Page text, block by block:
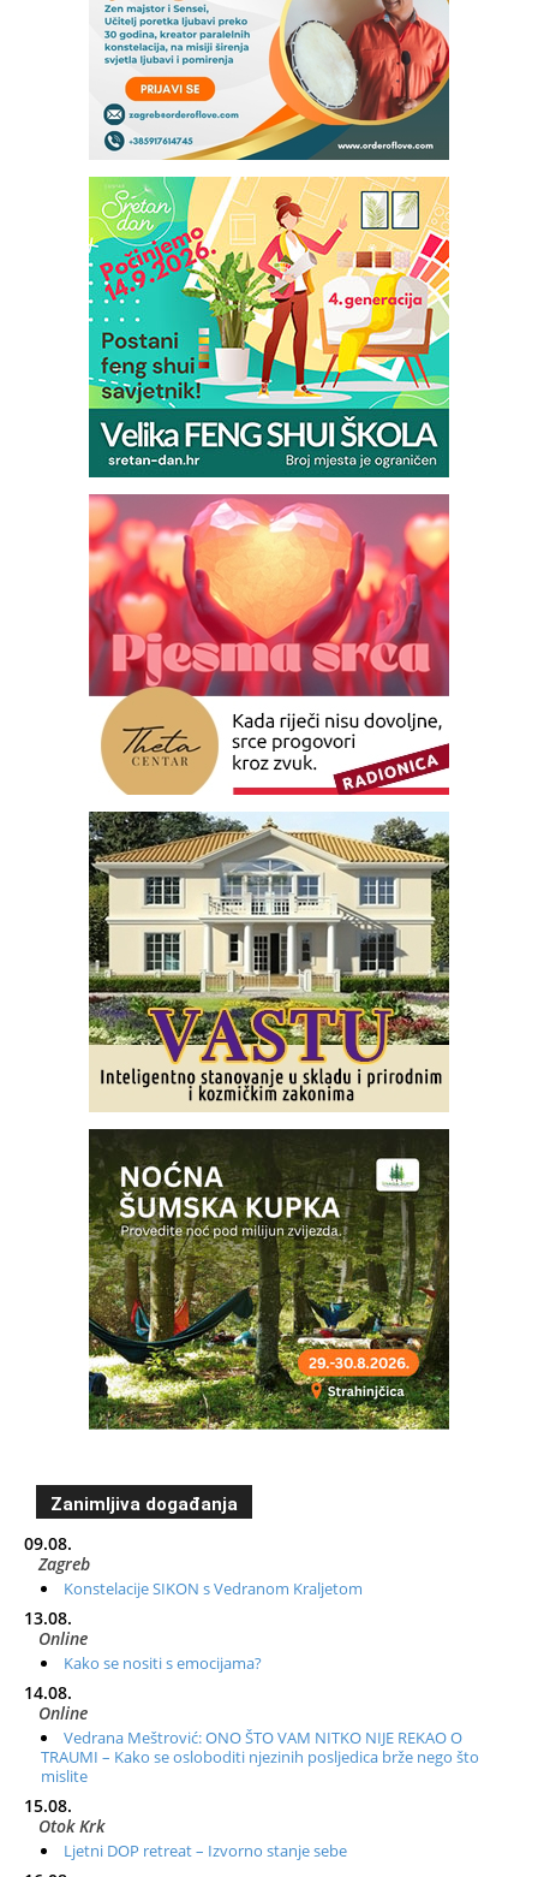
Zanimljiva događanja
09.08.
Zagreb
Konstelacije SIKON s Vedranom Kraljetom
13.08.
Online
Kako se nositi s emocijama?
14.08.
Online
Vedrana Meštrović: ONO ŠTO VAM NITKO NIJE REKAO O
TRAUMI – Kako se osloboditi njezinih posljedica brže nego što
mislite
15.08.
Otok Krk
Ljetni DOP retreat – Izvorno stanje sebe